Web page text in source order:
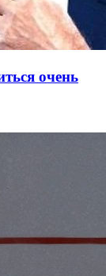
очень